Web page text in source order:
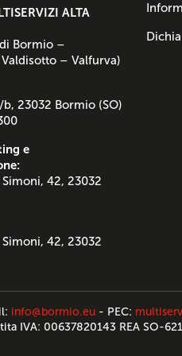
ALTA
Bormio –
– Valfurva)
b, 23032 Bormio (SO)
e
42, 23032
42, 23032
info@bormio.eu - PEC:
IVA: 00637820143 REA SO-